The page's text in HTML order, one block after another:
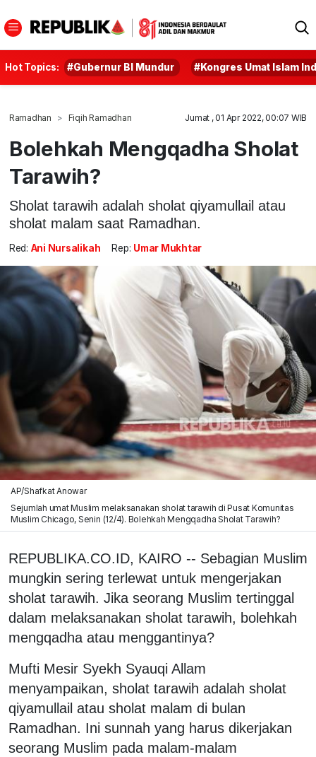
Hot Topics: #Gubernur BI Mundur #Kongres Umat Islam
Ramadhan Fiqih Ramadhan Jumat , 01 Apr 2022, 00:07 WIB
Bolehkah Mengqadha Sholat
Tarawih?
Sholat tarawih adalah sholat qiyamullail atau
sholat malam saat Ramadhan.
Red: Ani Nursalikah Rep: Umar Mukhtar
AP/Shafkat Anowar
Sejumlah umat Muslim melaksanakan sholat tarawih di Pusat Komunitas
Muslim Chicago, Senin (12/4). Bolehkah Mengqadha Sholat Tarawih?
REPUBLIKA.CO.ID, KAIRO -- Sebagian Muslim
mungkin sering terlewat untuk mengerjakan
sholat tarawih. Jika seorang Muslim tertinggal
dalam melaksanakan sholat tarawih, bolehkah
mengqadha atau menggantinya?
Mufti Mesir Syekh Syauqi Allam
menyampaikan, sholat tarawih adalah sholat
qiyamullail atau sholat malam di bulan
Ramadhan. Ini sunnah yang harus dikerjakan
seorang Muslim pada malam-malam